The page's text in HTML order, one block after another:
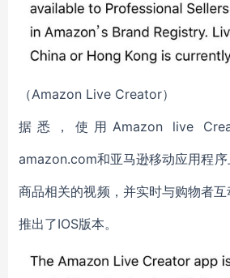
（Amazon Live Creator）
据悉，使用Amazon live
amazon.com和亚马逊移动应用程
商品相关的视频，并实时与购物者
推出了IOS版本。